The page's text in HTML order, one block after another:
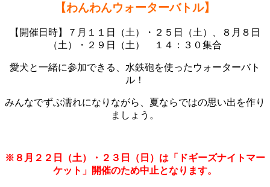
【わんわんウォーターバトル】
【開催日時】７月１１日（土）・２５日（土）、８月８日
（土）・２９日（土） １４：３０集合
愛犬と一緒に参加できる、水鉄砲を使ったウォーターバト
ル！
みんなでずぶ濡れになりながら、夏ならではの思い出を作り
ましょう。
※８月２２日（土）・２３日（日）は「ドギーズナイトマー
ケット」開催のため中止となります。